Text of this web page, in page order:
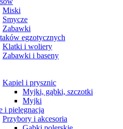
Miski
Smycze
Zabawki
egzotycznych
Klatki i woliery
Zabawki i baseny
Kąpiel i prysznic
Myjki, gąbki, szczotki
Myjki
i pielęgnacja
Przybory i akcesoria